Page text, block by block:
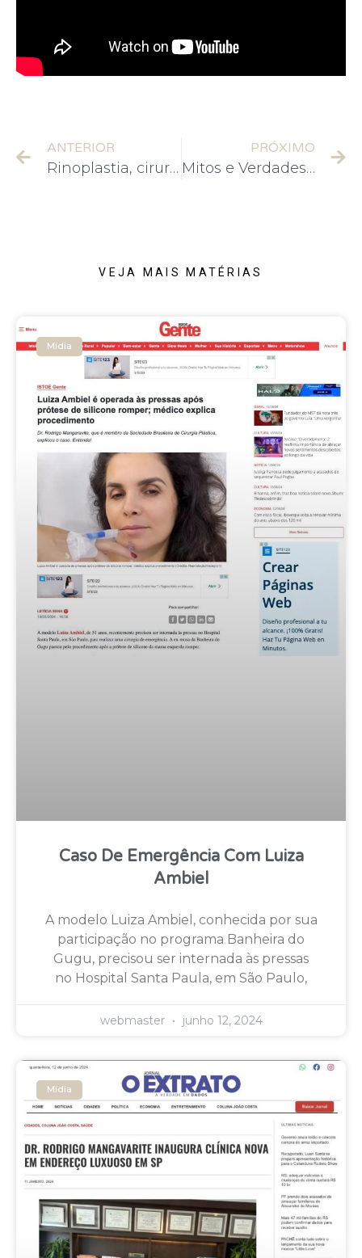
ANTERIOR
Rinoplastia, cirurgia de nariz. Será que eu operei?
PRÓXIMO
Mitos e Verdades da Cirurgia Plástica – Dr. Rodrigo Mangaravite
VEJA MAIS MATÉRIAS
Mídia
Caso De Emergência Com Luiza
Ambiel
A modelo Luiza Ambiel, conhecida por sua
participação no programa Banheira do
Gugu, precisou ser internada às pressas
no Hospital Santa Paula, em São Paulo,
webmaster junho 12, 2024
Mídia